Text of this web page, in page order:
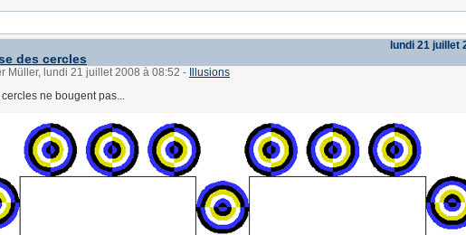
lundi 21 juillet
des cercles
Müller, lundi 21 juillet 2008 à 08:52 -
Illusions
cercles ne bougent pas...